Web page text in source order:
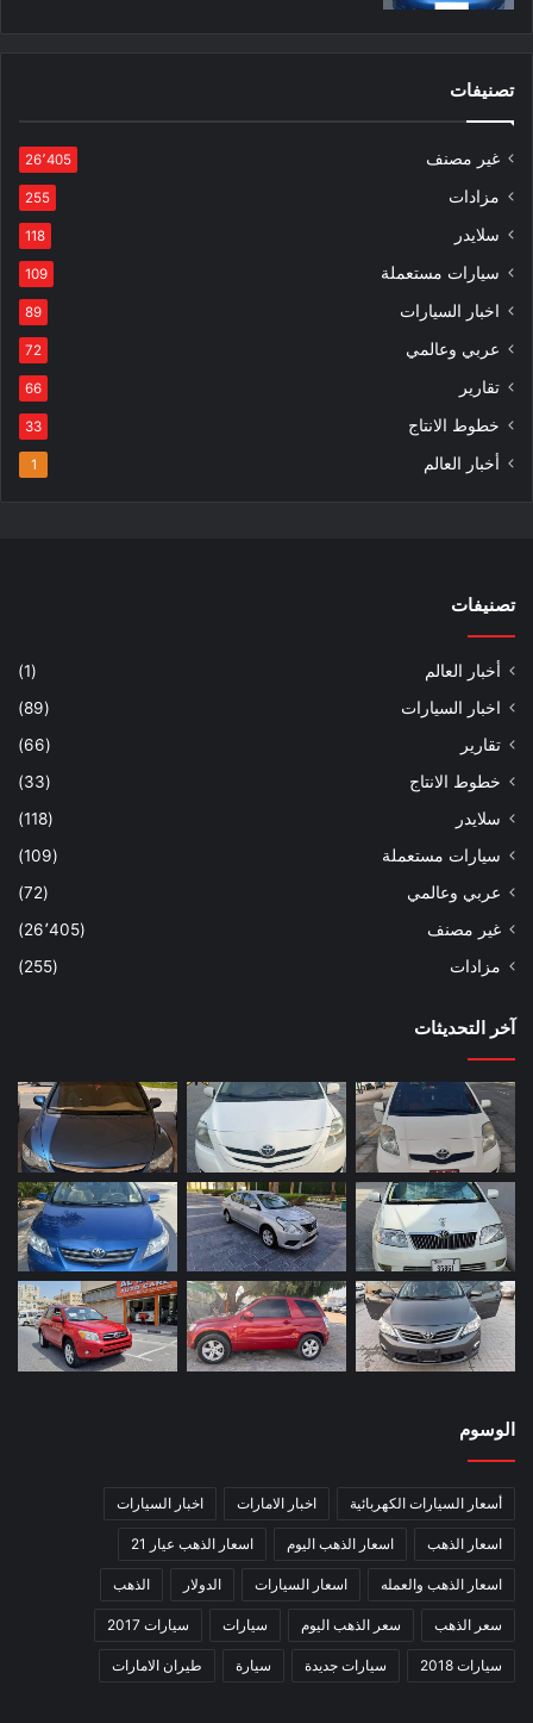
تصنيفات
غير مصنف 26٬405
مزادات 255
سلايدر 118
سيارات مستعملة 109
اخبار السيارات 89
عربي وعالمي 72
تقارير 66
خطوط الانتاج 33
أخبار العالم 1
تصنيفات
أخبار العالم
(1)
اخبار السيارات
(89)
تقارير
(66)
خطوط الانتاج
(33)
سلايدر
(118)
سيارات مستعملة
(109)
عربي وعالمي
(72)
غير مصنف
(26٬405)
مزادات
(255)
آخر التحديثات
الوسوم
أسعار السيارات الكهربائية اخبار الامارات اخبار السيارات
اسعار الذهب اسعار الذهب اليوم اسعار الذهب عيار 21
اسعار الذهب والعمله اسعار السيارات الدولار الذهب
سعر الذهب سعر الذهب اليوم سيارات سيارات 2017
سيارات 2018 سيارات جديدة سيارة طيران الامارات